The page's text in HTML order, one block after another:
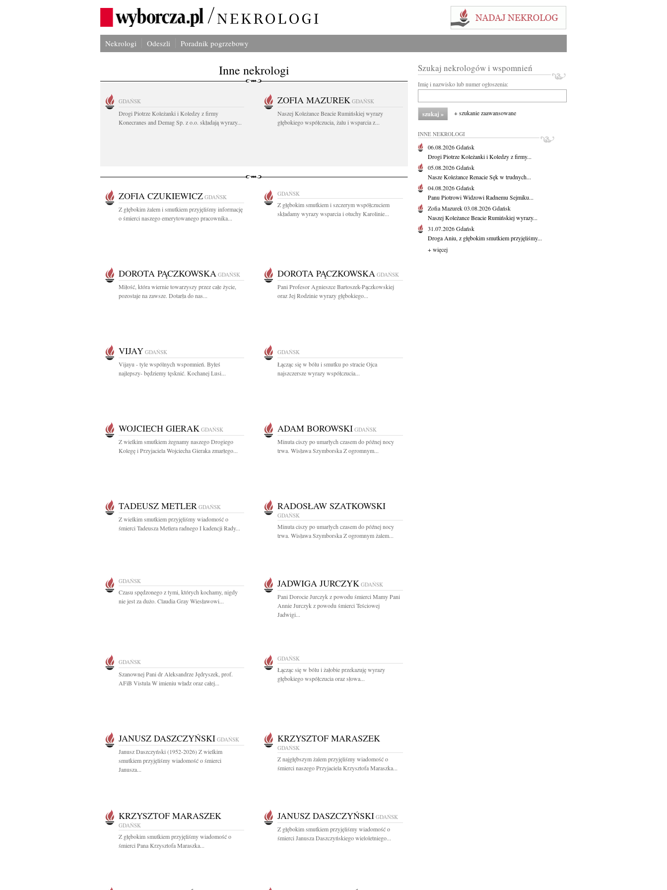
Nekrologi Odeszli Poradnik pogrzebowy
Inne nekrologi
GDAŃSK
Drogi Piotrze Koleżanki i Koledzy z firmy
Konecranes and Demag Sp. z o.o. składają wyrazy...
ZOFIA MAZUREK GDAŃSK
Naszej Koleżance Beacie Rumińskiej wyrazy
głębokiego współczucia, żalu i wsparcia z...
ZOFIA CZUKIEWICZ GDAŃSK
Z głębokim żalem i smutkiem przyjęliśmy informację
o śmierci naszego emerytowanego pracownika...
GDAŃSK
Z głębokim smutkiem i szczerym współczuciem
składamy wyrazy wsparcia i otuchy Karolinie...
DOROTA PĄCZKOWSKA GDAŃSK
Miłość, która wiernie towarzyszy przez całe życie,
pozostaje na zawsze. Dotarła do nas...
DOROTA PĄCZKOWSKA GDAŃSK
Pani Profesor Agnieszce Bartoszek-Pączkowskiej
oraz Jej Rodzinie wyrazy głębokiego...
VIJAY GDAŃSK
Vijayu - tyle wspólnych wspomnień. Byłeś
najlepszy- będziemy tęsknić. Kochanej Lusi...
GDAŃSK
Łącząc się w bólu i smutku po stracie Ojca
najszczersze wyrazy współczucia...
WOJCIECH GIERAK GDAŃSK
Z wielkim smutkiem żegnamy naszego Drogiego
Kolegę i Przyjaciela Wojciecha Gieraka zmarłego...
ADAM BOROWSKI GDAŃSK
Minuta ciszy po umarłych czasem do późnej nocy
trwa. Wisława Szymborska Z ogromnym...
TADEUSZ METLER GDAŃSK
Z wielkim smutkiem przyjęliśmy wiadomość o
śmierci Tadeusza Metlera radnego I kadencji Rady...
RADOSŁAW SZATKOWSKI
GDAŃSK
Minuta ciszy po umarłych czasem do późnej nocy
trwa. Wisława Szymborska Z ogromnym żalem...
GDAŃSK
Czasu spędzonego z tymi, których kochamy, nigdy
nie jest za dużo. Claudia Gray Wiesławowi...
JADWIGA JURCZYK GDAŃSK
Pani Dorocie Jurczyk z powodu śmierci Mamy Pani
Annie Jurczyk z powodu śmierci Teściowej
Jadwigi...
GDAŃSK
Szanownej Pani dr Aleksandrze Jędryszek, prof.
AFiB Vistula W imieniu władz oraz całej...
GDAŃSK
Łącząc się w bólu i żałobie przekazuję wyrazy
głębokiego współczucia oraz słowa...
JANUSZ DASZCZYŃSKI GDAŃSK
Janusz Daszczyński (1952-2026) Z wielkim
smutkiem przyjęliśmy wiadomość o śmierci
Janusza...
KRZYSZTOF MARASZEK
GDAŃSK
Z najgłębszym żalem przyjęliśmy wiadomość o
śmierci naszego Przyjaciela Krzysztofa Maraszka...
KRZYSZTOF MARASZEK
GDAŃSK
Z głębokim smutkiem przyjęliśmy wiadomość o
śmierci Pana Krzysztofa Maraszka...
JANUSZ DASZCZYŃSKI GDAŃSK
Z głębokim smutkiem przyjęliśmy wiadomość o
śmierci Janusza Daszczyńskiego wieloletniego...
Szukaj nekrologów i wspomnień
Imię i nazwisko lub numer ogłoszenia:
+ szukanie zaawansowane
INNE NEKROLOGI
06.08.2026Gdańsk
Drogi Piotrze Koleżanki i Koledzy z firmy...
05.08.2026Gdańsk
Nasze Koleżance Renacie Sęk w trudnych...
04.08.2026Gdańsk
Panu Piotrowi Widzowi Radnemu Sejmiku...
Zofia Mazurek03.08.2026Gdańsk
Naszej Koleżance Beacie Rumińskiej wyrazy...
31.07.2026Gdańsk
Droga Aniu, z głębokim smutkiem przyjęliśmy...
+ więcej